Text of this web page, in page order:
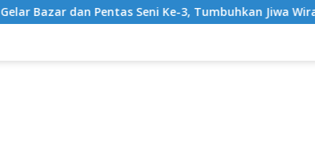
Ke-3, Tumbuhkan Jiwa Wirausaha Sejak Dini